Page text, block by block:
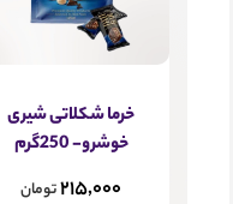
خرما شکلاتی تلخ خوشرو-
250گرم
193,500تومان